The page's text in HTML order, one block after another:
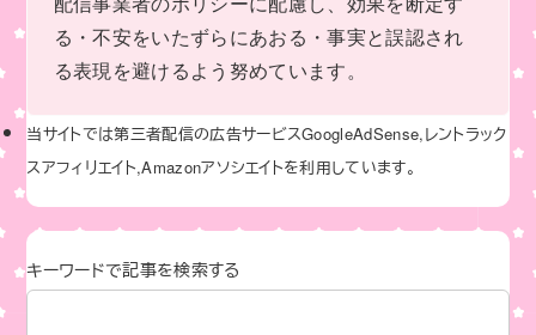
配信事業者のポリシーに配慮し、効果を断定す
る・不安をいたずらにあおる・事実と誤認され
る表現を避けるよう努めています。
当サイトでは第三者配信の広告サービスGoogleAdSense,レントラック
スアフィリエイト,Amazonアソシエイトを利用しています。
キーワードで記事を検索する